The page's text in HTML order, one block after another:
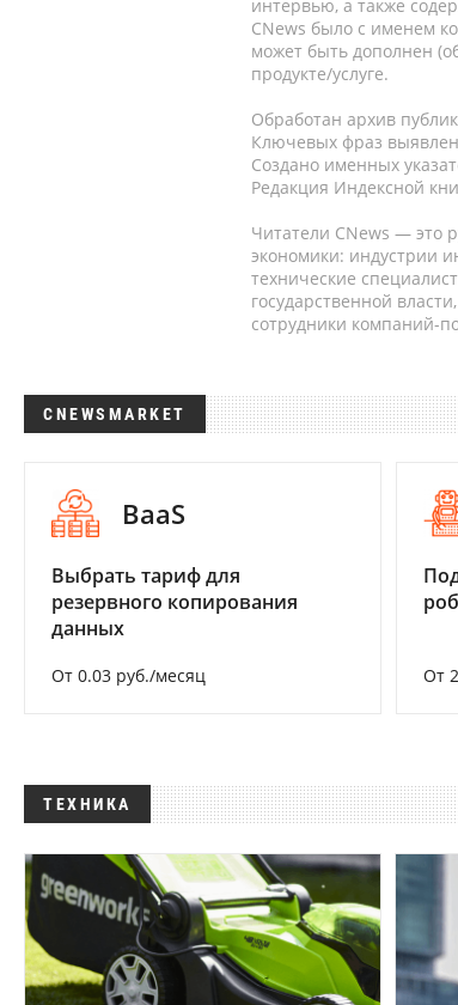
интервью, а также
CNews было с именем
может быть дополнен
продукте/услуге.
Обработан архив
Ключевых фраз
Создано именных
Редакция Индексной
Читатели CNews — это
экономики: индустрии
технические
государственной
сотрудники компаний-
CNEWSMARKET
BaaS
Выбрать тариф для
резервного копирования
данных
От 0.03 руб./месяц От
ТЕХНИКА